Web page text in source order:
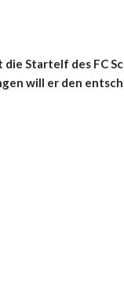
die Startelf des FC
will er den